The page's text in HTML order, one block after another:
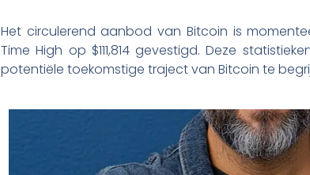
Het circulerend aanbod van Bitcoin is
Time High op $111,814 gevestigd. Deze
potentiële toekomstige traject van Bitcoin te